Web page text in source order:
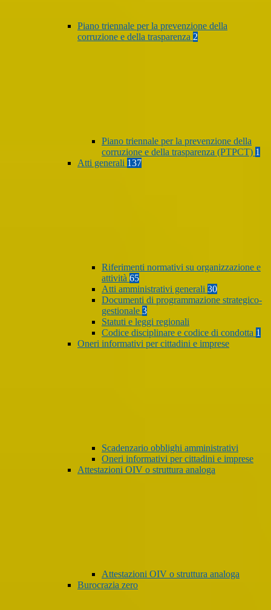
Piano triennale per la prevenzione della
corruzione e della trasparenza 2
Piano triennale per la prevenzione della
corruzione e della trasparenza (PTPCT) 1
Atti generali 137
Riferimenti normativi su organizzazione e
attività 65
Atti amministrativi generali 30
Documenti di programmazione strategico-
gestionale 3
Statuti e leggi regionali
Codice disciplinare e codice di condotta 1
Oneri informativi per cittadini e imprese
Scadenzario obblighi amministrativi
Oneri informativi per cittadini e imprese
Attestazioni OIV o struttura analoga
Attestazioni OIV o struttura analoga
Burocrazia zero